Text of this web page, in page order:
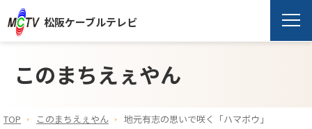
松阪ケーブルテレビ
このまちえぇやん
TOP このまちえぇやん 地元有志の思いで咲く「ハマボウ」